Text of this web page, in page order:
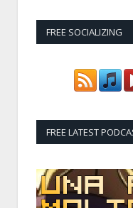
FREE SOCIALIZING
FREE LATEST